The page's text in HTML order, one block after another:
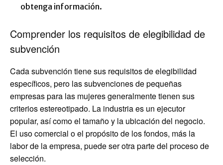
obtenga información.
Comprender los requisitos de elegibilidad de
subvención
Cada subvención tiene sus requisitos de elegibilidad
específicos, pero las subvenciones de pequeñas
empresas para las mujeres generalmente tienen sus
criterios estereotipado. La industria es un ejecutor
popular, así como el tamaño y la ubicación del negocio.
El uso comercial o el propósito de los fondos, más la
labor de la empresa, puede ser otra parte del proceso de
selección.